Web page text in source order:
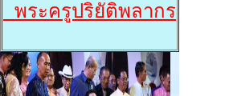
พระครูปริยัติพลากร